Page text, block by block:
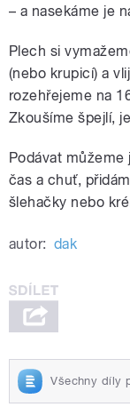
– a nasekáme je
Plech si
(nebo krupicí) a
rozehřejeme na
Zkoušíme špejlí,
Podávat
čas a chuť,
šlehačky nebo
autor: dak
Všechny díly